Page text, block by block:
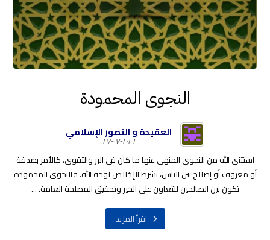
النجوى المحمودة
العقيدة و التصور الإسلامي
٢٠٢٦-٠٧-٢٧
استثنى الله من النجوى المنهي عنها ما كان في البر والتقوى، كالأمر بصدقة
أو معروف أو إصلاح بين الناس، بشرط الإخلاص لوجه الله. فالنجوى المحمودة
تكون بين الصالحين للتعاون على الخير وتحقيق المصلحة العامة. ...
اقرأ المزيد